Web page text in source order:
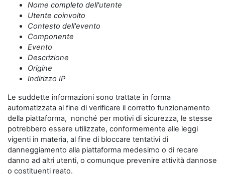
Nome completo dell'utente
Utente coinvolto
Contesto dell'evento
Componente
Evento
Descrizione
Origine
Indirizzo IP
Le suddette informazioni sono trattate in forma
automatizzata al fine di verificare il corretto funzionamento
della piattaforma, nonché per motivi di sicurezza, le stesse
potrebbero essere utilizzate, conformemente alle leggi
vigenti in materia, al fine di bloccare tentativi di
danneggiamento alla piattaforma medesimo o di recare
danno ad altri utenti, o comunque prevenire attività dannose
o costituenti reato.